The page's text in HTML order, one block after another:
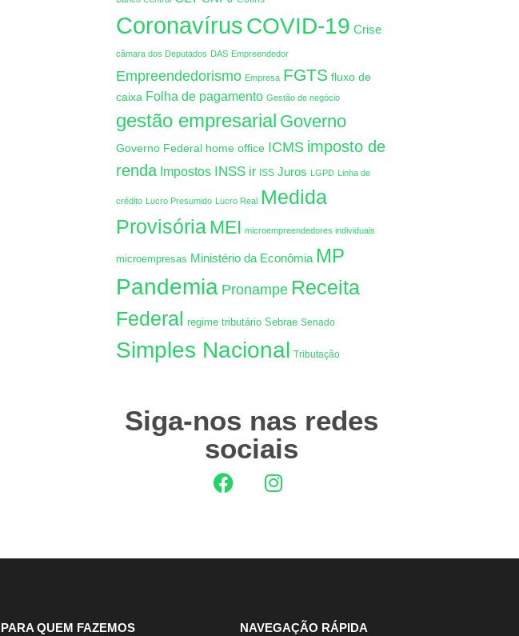
CoronavírusCOVID-19 Crise
câmara dos Deputados DAS Empreendedor
Empreendedorismo Empresa FGTS fluxo de
caixa Folha de pagamento Gestão de negócio
gestão empresarial Governo
Governo Federal home office ICMS imposto de
renda Impostos INSS ir ISS Juros LGPD Linha de
crédito Lucro Presumido Lucro Real
Medida
ProvisóriaMEI microempreendedores individuais
microempresas Ministério da Econômia MP
Pandemia Pronampe Receita
Federal regime tributário Sebrae Senado
Simples Nacional Tributação
Siga-nos nas redes
sociais
PARA QUEM FAZEMOS NAVEGAÇÃO RÁPIDA